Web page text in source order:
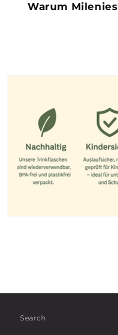
Warum Milenies
Search